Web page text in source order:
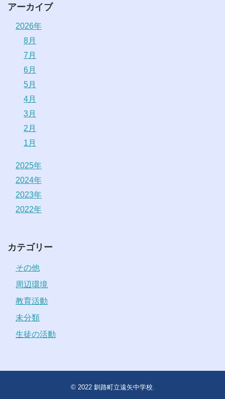
アーカイブ
2026年
8月
7月
6月
5月
4月
3月
2月
1月
2025年
2024年
2023年
2022年
カテゴリー
その他
周辺環境
教育活動
未分類
生徒の活動
© 2022 釧路町立遠矢中学校.